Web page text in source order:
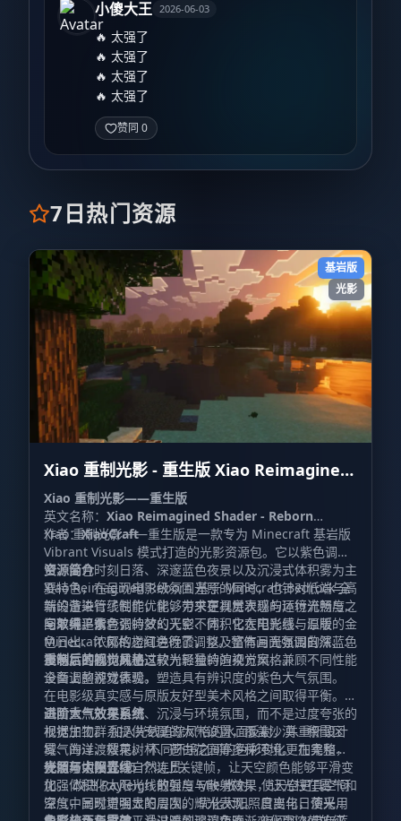
小傻大王 2026-06-03
🔥 太强了
🔥 太强了
🔥 太强了
🔥 太强了
赞同 0
7日热门资源
基岩版
光影
Xiao 重制光影 - 重生版 Xiao Reimagined
Shader - Reborn
Xiao 重制光影——重生版
英文名称： Xiao Reimagined Shader - Reborn
作者：XiaoCraft
Xiao 重制光影——重生版是一款专为 Minecraft 基岩版
Vibrant Visuals 模式打造的光影资源包。它以紫色调天
空、金色时刻日落、深邃蓝色夜景以及沉浸式体积雾为主
要特色，在呈现电影级氛围光照的同时，也针对低端与高
端设备进行了性能优化，力求在视觉表现与运行流畅度之
间取得平衡。
资源简介
Xiao Reimagined Reborn 基于 Minecraft Bedrock 全
新的渲染管线制作，能够带来更具层次感的环境光照与天
空效果。紫色调的梦幻天空、体积化太阳光线、温暖的金
色日出、浓郁的橙红色晚霞，以及富有月光氛围的深蓝色
夜晚，共同构成了这款光影独特的视觉风格。
与单纯追求夸张特效的光影不同，它在电影感与原版
Minecraft 风格之间进行了调整。整体画面强调自然、沉
浸与氛围感，并通过较为轻量的渲染方案，兼顾不同性能
设备上的游戏体验。
重制后的视觉风格
全面调整视觉表现，塑造具有辨识度的紫色大气氛围。
在电影级真实感与原版友好型美术风格之间取得平衡。
画面重点放在自然、沉浸与环境氛围，而不是过度夸张的
视觉加工。 加入光线追踪风格的水面反射，并重新设计
雾气的过渡效果。 不同环境之间的色彩变化更加柔和，
使场景切换显得自然连贯。
进阶大气效果系统
根据生物群系提供专属的大气设置，覆盖沙漠、积雪区
域、海洋、樱花树林、苍白花园等多种环境。 在完整昼
夜循环中设置 15 个以上关键帧，让天空颜色能够平滑变
化。 改进 Rayleigh 散射与 Mie 散射，使天空更具空间
深度，同时增强太阳周围的辉光表现。 日出与日落采用
光照与太阳光线
加强体积化太阳光线的强度与散射效果，让光柱在雾气和
空气中呈现更明显的层次。 优化太阳照度变化，使光线